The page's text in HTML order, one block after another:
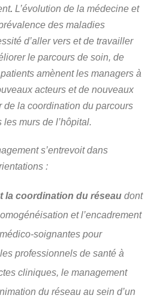
. L’évolution de la médecine et
des maladies
d’aller vers et de travailler
le parcours de soin, de
amènent les managers à
acteurs et de nouveaux
de la coordination du parcours
murs de l’hôpital.
s’entrevoit dans
:
la coordination du réseau dont
et l’encadrement
soignantes pour
professionnels de santé à
cliniques, le management
du réseau au sein d’un